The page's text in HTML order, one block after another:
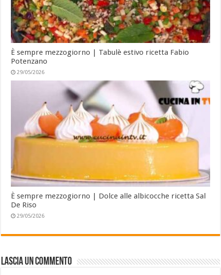
È sempre mezzogiorno | Tabulè estivo ricetta Fabio
Potenzano
29/05/2026
È sempre mezzogiorno | Dolce alle albicocche ricetta Sal
De Riso
29/05/2026
Lascia un commento